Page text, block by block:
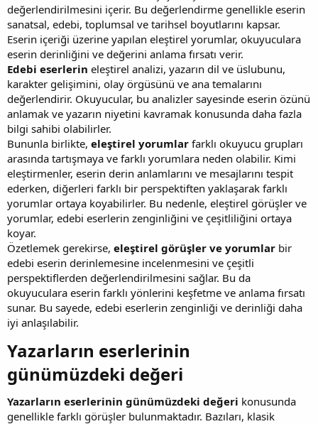
değerlendirilmesini içerir. Bu değerlendirme genellikle eserin
sanatsal, edebi, toplumsal ve tarihsel boyutlarını kapsar.
Eserin içeriği üzerine yapılan eleştirel yorumlar, okuyuculara
eserin derinliğini ve değerini anlama fırsatı verir.
Edebi eserlerin eleştirel analizi, yazarın dil ve üslubunu,
karakter gelişimini, olay örgüsünü ve ana temalarını
değerlendirir. Okuyucular, bu analizler sayesinde eserin özünü
anlamak ve yazarın niyetini kavramak konusunda daha fazla
bilgi sahibi olabilirler.
Bununla birlikte, eleştirel yorumlar farklı okuyucu grupları
arasında tartışmaya ve farklı yorumlara neden olabilir. Kimi
eleştirmenler, eserin derin anlamlarını ve mesajlarını tespit
ederken, diğerleri farklı bir perspektiften yaklaşarak farklı
yorumlar ortaya koyabilirler. Bu nedenle, eleştirel görüşler ve
yorumlar, edebi eserlerin zenginliğini ve çeşitliliğini ortaya
koyar.
Özetlemek gerekirse, eleştirel görüşler ve yorumlar bir
edebi eserin derinlemesine incelenmesini ve çeşitli
perspektiflerden değerlendirilmesini sağlar. Bu da
okuyuculara eserin farklı yönlerini keşfetme ve anlama fırsatı
sunar. Bu sayede, edebi eserlerin zenginliği ve derinliği daha
iyi anlaşılabilir.
Yazarların eserlerinin
günümüzdeki değeri​
Yazarların eserlerinin günümüzdeki değeri konusunda
genellikle farklı görüşler bulunmaktadır. Bazıları, klasik